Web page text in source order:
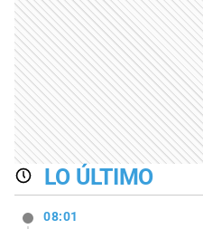
LO ÚLTIMO
08:01